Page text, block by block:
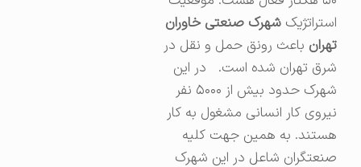
استراتژیکشهرک صنعتی خاوران
تهرانباعث رونق حمل و نقل در
شرق تهران شده است. در این
شهرک حدود بیش از ۵۰۰۰ نفر
نیروی کار انسانی مشغول به کار
هستند. به همین جهت کلیه
صنعتگران شاعل در این شهرک